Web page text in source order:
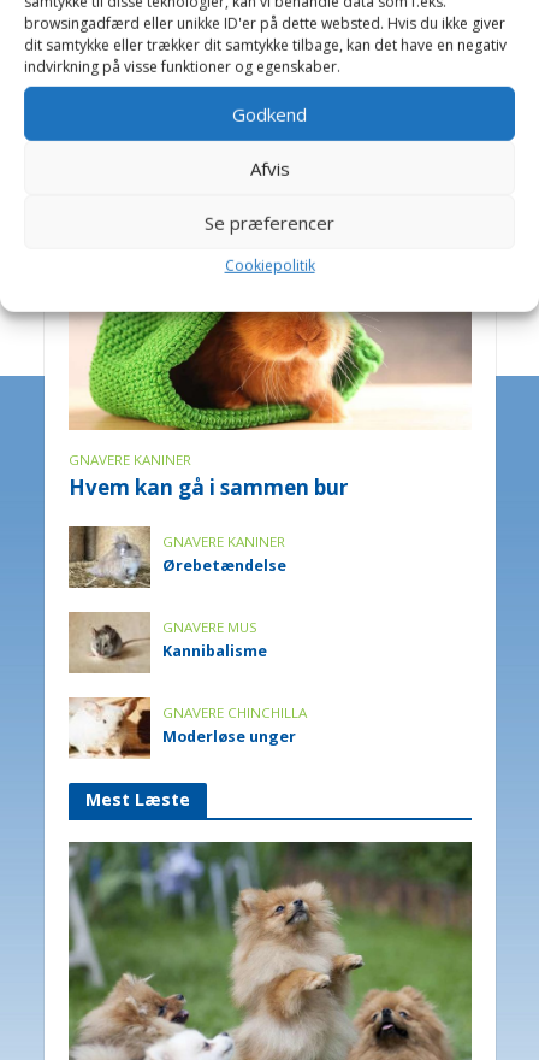
browsingadfærd eller unikke ID'er på dette websted. Hvis du ikke giver
dit samtykke eller trækker dit samtykke tilbage, kan det have en negativ
indvirkning på visse funktioner og egenskaber.
Godkend
Afvis
Se præferencer
Cookiepolitik
FUGLE GENERELT
Pedicure
GNAVERE KANINER
Hvem kan gå i sammen bur
GNAVERE KANINER
Ørebetændelse
GNAVERE MUS
Kannibalisme
GNAVERE CHINCHILLA
Moderløse unger
Mest Læste